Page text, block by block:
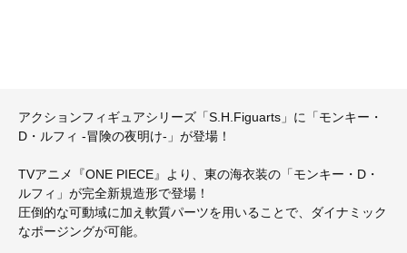
アクションフィギュアシリーズ「S.H.Figuarts」に「モンキー・
D・ルフィ -冒険の夜明け-」が登場！
TVアニメ『ONE PIECE』より、東の海衣装の「モンキー・D・
ルフィ」が完全新規造形で登場！
圧倒的な可動域に加え軟質パーツを用いることで、ダイナミック
なポージングが可能。